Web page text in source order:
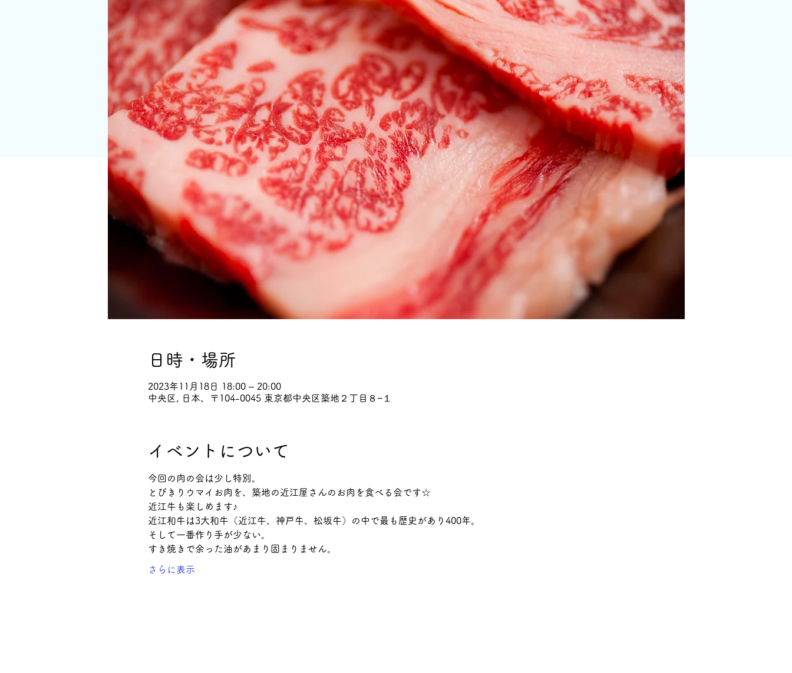
日時・場所
2023年11月18日 18:00 – 20:00
中央区, 日本、〒104-0045 東京都中央区築地２丁目８−１
イベントについて
今回の肉の会は少し特別。
とびきりウマイお肉を、築地の近江屋さんのお肉を食べる会です☆
近江牛も楽しめます♪
近江和牛は3大和牛（近江牛、神戸牛、松坂牛）の中で最も歴史があり400年。
そして一番作り手が少ない。
すき焼きで余った油があまり固まりません。
さらに表示